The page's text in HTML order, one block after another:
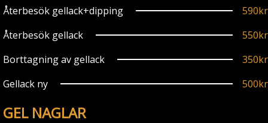
Återbesök gellack+dipping
590kr
Återbesök gellack
550kr
Borttagning av gellack
350kr
Gellack ny
500kr
GEL NAGLAR